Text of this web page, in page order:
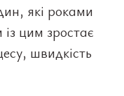
які роками
цим зростає
швидкість